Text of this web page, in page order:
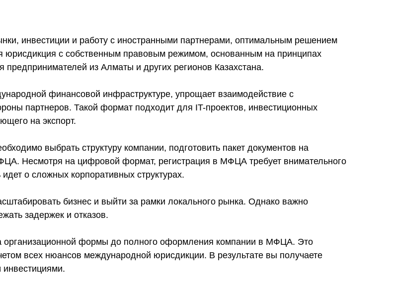
инвестиции и работу с иностранными партнерами, оптимальным решением
юрисдикция с собственным правовым режимом, основанным на принципах
предпринимателей из Алматы и других регионов Казахстана.
финансовой инфраструктуре, упрощает взаимодействие с
партнеров. Такой формат подходит для IT-проектов, инвестиционных
на экспорт.
выбрать структуру компании, подготовить пакет документов на
Несмотря на цифровой формат, регистрация в МФЦА требует внимательного
о сложных корпоративных структурах.
бизнес и выйти за рамки локального рынка. Однако важно
задержек и отказов.
организационной формы до полного оформления компании в МФЦА. Это
всех нюансов международной юрисдикции. В результате вы получаете